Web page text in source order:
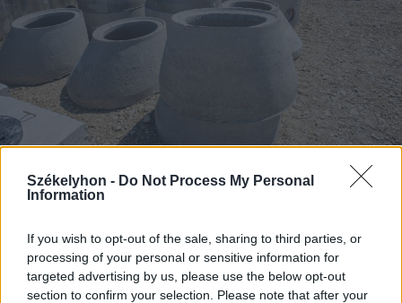
Székelyhon - Do Not Process My Personal
Information
If you wish to opt-out of the sale, sharing to third parties, or
processing of your personal or sensitive information for
targeted advertising by us, please use the below opt-out
section to confirm your selection. Please note that after your
2026. augusztus 06., csütörtök
vezetéképítést